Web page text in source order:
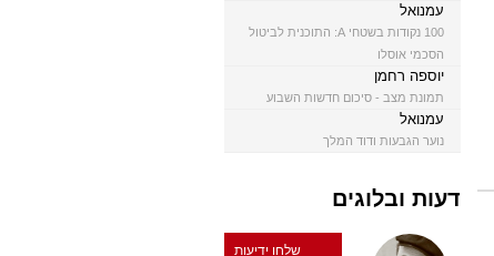
עמנואל
100 נקודות בשטחי A: התוכנית לביטול
הסכמי אוסלו
יוספה רחמן
תמונת מצב - סיכום חדשות השבוע
עמנואל
נוער הגבעות ודוד המלך
דעות ובלוגים
שלחו ידיעות